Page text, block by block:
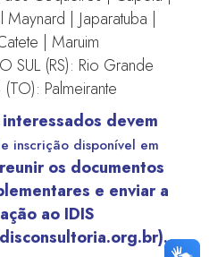
| Japaratuba |
| Maruim
SUL (RS): Rio Grande
Palmeirante
interessados devem
inscrição disponível em
reunir os documentos
e enviar a
ao IDIS